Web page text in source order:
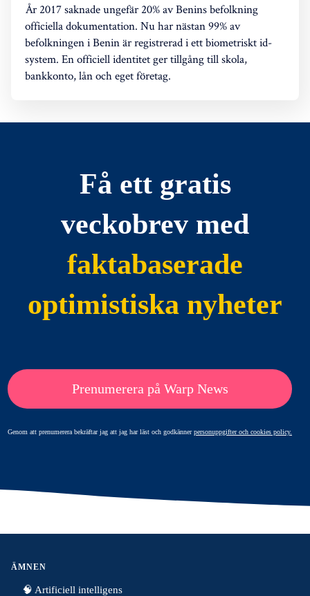
År 2017 saknade ungefär 20% av Benins befolkning
officiella dokumentation. Nu har nästan 99% av
befolkningen i Benin är registrerad i ett biometriskt id-
system. En officiell identitet ger tillgång till skola,
bankkonto, lån och eget företag.
Få ett gratis
veckobrev med
faktabaserade
optimistiska nyheter
Prenumerera på Warp News
Genom att prenumerera bekräftar jag att jag har läst och godkännerpersonuppgifter och cookies policy.
ÄMNEN
🧠 Artificiell intelligens